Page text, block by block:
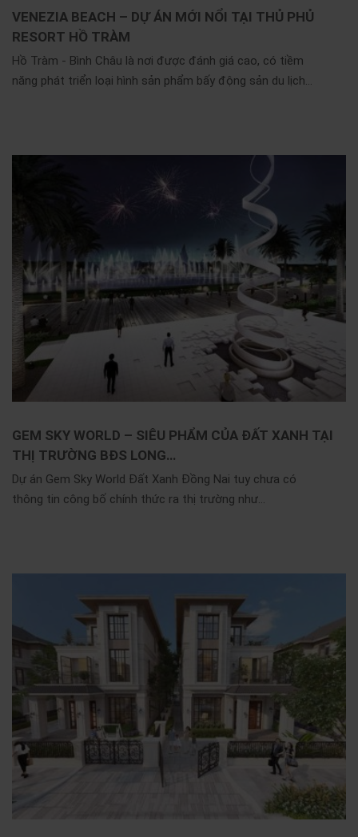
VENEZIA BEACH – DỰ ÁN MỚI NỔI TẠI THỦ PHỦ
RESORT HỒ TRÀM
Hồ Tràm - Bình Châu là nơi được đánh giá cao, có tiềm
năng phát triển loại hình sản phẩm bấy động sản du lịch...
GEM SKY WORLD – SIÊU PHẨM CỦA ĐẤT XANH TẠI
THỊ TRƯỜNG BĐS LONG…
Dự án Gem Sky World Đất Xanh Đồng Nai tuy chưa có
thông tin công bố chính thức ra thị trường như...